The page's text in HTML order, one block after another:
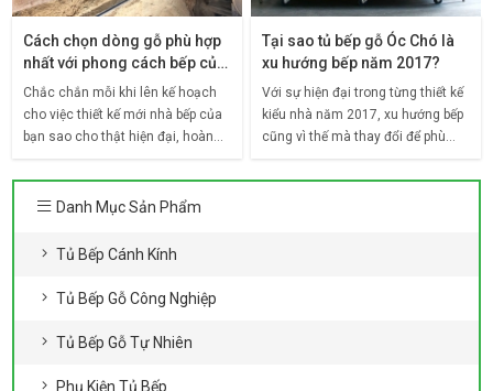
Cách chọn dòng gỗ phù hợp
nhất với phong cách bếp của
bạn
Chắc chắn mỗi khi lên kế hoạch
cho việc thiết kế mới nhà bếp của
bạn sao cho thật hiện đại, hoàn
chính là chìa khóa.Điều này hoàn
toàn đúng, đặc
Tại sao tủ bếp gỗ Óc Chó là
xu hướng bếp năm 2017?
Với sự hiện đại trong từng thiết kế
kiểu nhà năm 2017, xu hướng bếp
cũng vì thế mà thay đổi để phù
đặc biệt là tủ bếp gỗ Óc Chó với
Danh Mục Sản Phẩm
Tủ Bếp Cánh Kính
Tủ Bếp Gỗ Công Nghiệp
Tủ Bếp Gỗ Tự Nhiên
Phụ Kiện Tủ Bếp